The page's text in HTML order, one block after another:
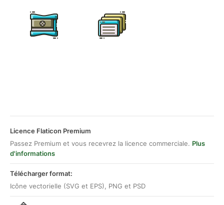
Licence Flaticon Premium
Passez Premium et vous recevrez la licence commerciale. Plus
d'informations
Télécharger format:
Icône vectorielle (SVG et EPS), PNG et PSD